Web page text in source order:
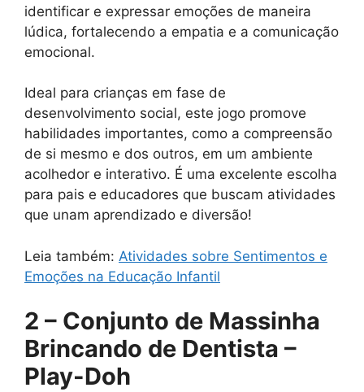
identificar e expressar emoções de maneira
lúdica, fortalecendo a empatia e a comunicação
emocional.
Ideal para crianças em fase de
desenvolvimento social, este jogo promove
habilidades importantes, como a compreensão
de si mesmo e dos outros, em um ambiente
acolhedor e interativo. É uma excelente escolha
para pais e educadores que buscam atividades
que unam aprendizado e diversão!
Leia também: Atividades sobre Sentimentos e
Emoções na Educação Infantil
2 – Conjunto de Massinha
Brincando de Dentista –
Play-Doh